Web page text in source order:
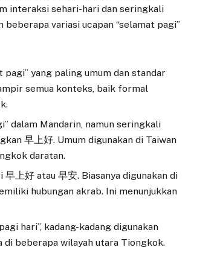
interaksi sehari-hari dan seringkali
variasi ucapan “selamat pagi”
pagi” yang paling umum dan standar
semua konteks, baik formal
dalam Mandarin, namun seringkali
早上好. Umum digunakan di Taiwan
daratan.
上好 atau 早安. Biasanya digunakan di
hubungan akrab. Ini menunjukkan
hari”, kadang-kadang digunakan
beberapa wilayah utara Tiongkok.